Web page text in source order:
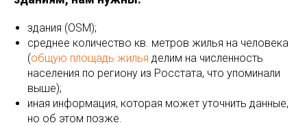
здания (OSM);
среднее количество кв. метров жилья на человека
(общую площадь жилья делим на численность
населения по региону из Росстата, что упоминали
выше);
иная информация, которая может уточнить данные,
но об этом позже.